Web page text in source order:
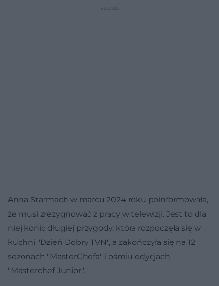
Anna Starmach w marcu 2024 roku poinformowała,
że musi zrezygnować z pracy w telewizji. Jest to dla
niej konic długiej przygody, która rozpoczęła się w
kuchni "Dzień Dobry TVN", a zakończyła się na 12
sezonach "MasterChefa" i ośmiu edycjach
"Masterchef Junior".